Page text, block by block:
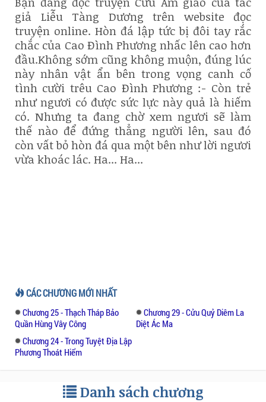
giả Liễu Tàng Dương trên website đọc
truyện online. Hòn đá lập tức bị đôi tay rắc
chắc của Cao Đình Phương nhấc lên cao hơn
đầu.Không sớm cũng không muộn, đúng lúc
này nhân vật ẩn bên trong vọng canh cố
tình cười trêu Cao Đình Phương :- Còn trẻ
như ngươi có được sức lực này quả là hiếm
có. Nhưng ta đang chờ xem ngươi sẽ làm
thế nào để đứng thẳng người lên, sau đó
còn vất bỏ hòn đá qua một bên như lời ngươi
vừa khoác lác. Ha... Ha...
CÁC CHƯƠNG MỚI NHẤT
Chương 25 - Thạch Tháp Bảo
Quần Hùng Vây Công
Chương 29 - Cửu Quỷ Diêm La
Diệt Ác Ma
Chương 24 - Trong Tuyệt Địa Lập
Phương Thoát Hiểm
Danh sách chương